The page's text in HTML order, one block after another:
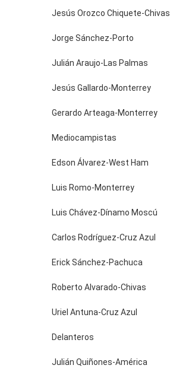
Jesús Orozco Chiquete-Chivas
Jorge Sánchez-Porto
Julián Araujo-Las Palmas
Jesús Gallardo-Monterrey
Gerardo Arteaga-Monterrey
Mediocampistas
Edson Álvarez-West Ham
Luis Romo-Monterrey
Luis Chávez-Dínamo Moscú
Carlos Rodríguez-Cruz Azul
Erick Sánchez-Pachuca
Roberto Alvarado-Chivas
Uriel Antuna-Cruz Azul
Delanteros
Julián Quiñones-América